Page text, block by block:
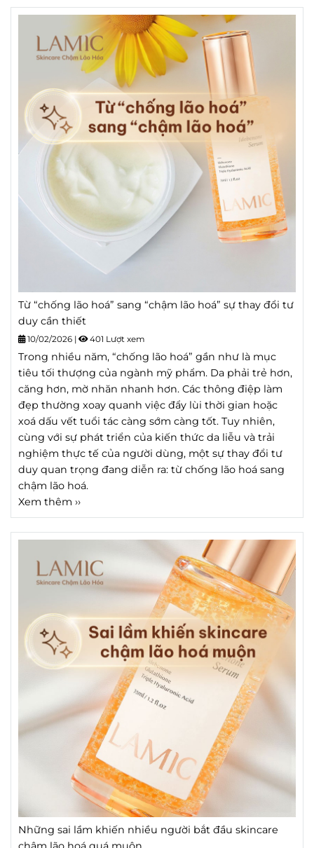
Từ “chống lão hoá” sang “chậm lão hoá” sự thay đổi tư
duy cần thiết
10/02/2026 | 401 Lượt xem
Trong nhiều năm, “chống lão hoá” gần như là mục
tiêu tối thượng của ngành mỹ phẩm. Da phải trẻ hơn,
căng hơn, mờ nhăn nhanh hơn. Các thông điệp làm
đẹp thường xoay quanh việc đẩy lùi thời gian hoặc
xoá dấu vết tuổi tác càng sớm càng tốt. Tuy nhiên,
cùng với sự phát triển của kiến thức da liễu và trải
nghiệm thực tế của người dùng, một sự thay đổi tư
duy quan trọng đang diễn ra: từ chống lão hoá sang
chậm lão hoá.
Xem thêm ››
Những sai lầm khiến nhiều người bắt đầu skincare